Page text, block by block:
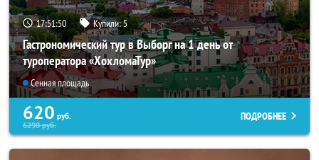
17:51:47 Купили:5
Гастрономический тур в Выборг на 1 день от
туроператора «ХохломаТур»
Сенная площадь
620 руб.
6290руб.
ПОДРОБНЕЕ